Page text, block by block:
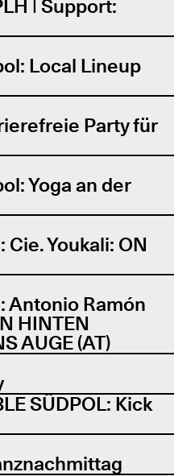
| Support:
Local Lineup
Party für
Yoga an der
Youkali: ON
Antonio Ramón
HINTEN
AUGE (AT)
SÜDPOL: Kick